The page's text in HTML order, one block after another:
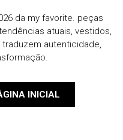
da my favorite. peças
atuais, vestidos,
autenticidade,
INICIAL